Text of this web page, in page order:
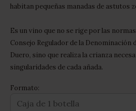
habitan pequeñas manadas de astutos
Es un vino que no se rige por las
Consejo Regulador de la Denominación
Duero, sino que realiza la crianza
singularidades de cada añada.
Formato: